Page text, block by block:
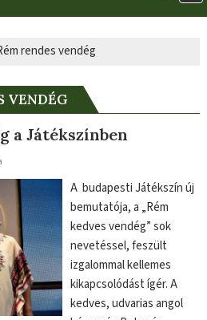
rendes vendég
VENDÉG
a Játékszínben
A budapesti Játékszín új
bemutatója, a „Rém
kedves vendég” sok
nevetéssel, feszült
izgalommal kellemes
kikapcsolódást ígér. A
kedves, udvarias angol